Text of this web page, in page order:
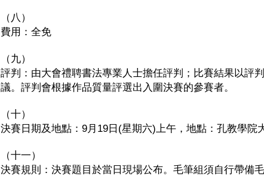
（八）
費用：全免
（九）
評判：由大會禮聘書法專業人士擔任評判；比賽結果以評
議。評判會根據作品質量評選出入圍決賽的參賽者。
（十）
決賽日期及地點：9月19日(星期六)上午，地點：孔教學院
（十一）
決賽規則：決賽題目於當日現場公布。毛筆組須自行帶備